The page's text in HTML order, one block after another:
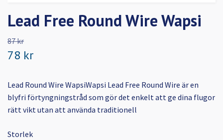
Lead Free Round Wire Wapsi
87 kr
78 kr
Lead Round Wire WapsiWapsi Lead Free Round Wire är en
blyfri förtyngningstråd som gör det enkelt att ge dina flugor
rätt vikt utan att använda traditionell
Storlek